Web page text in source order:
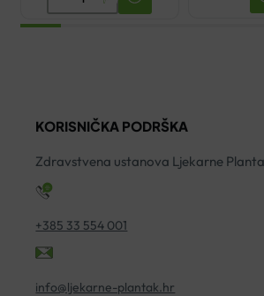
LUMION
KORISNIČKA PODRŠKA
Zdravstvena ustanova Ljekarne
+385 33 554 001
info@ljekarne-plantak.hr